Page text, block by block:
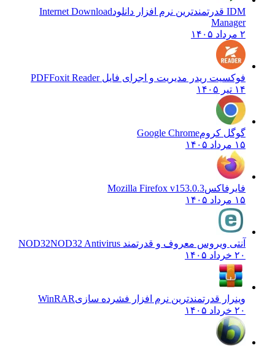
Internet Download
Manager
فوکسیت ریدر مدیریت و اجرای فایل PDFFoxit Reader
گوگل کروم Google Chrome
فایرفاکس Mozilla Firefox v153.0.3
آنتی ویروس معروف و قدرتمند NOD32NOD32 Antivirus
وینرار قدرتمندترین نرم افزار فشرده سازیWinRAR